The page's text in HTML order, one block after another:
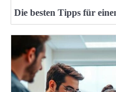
Die besten Tipps für